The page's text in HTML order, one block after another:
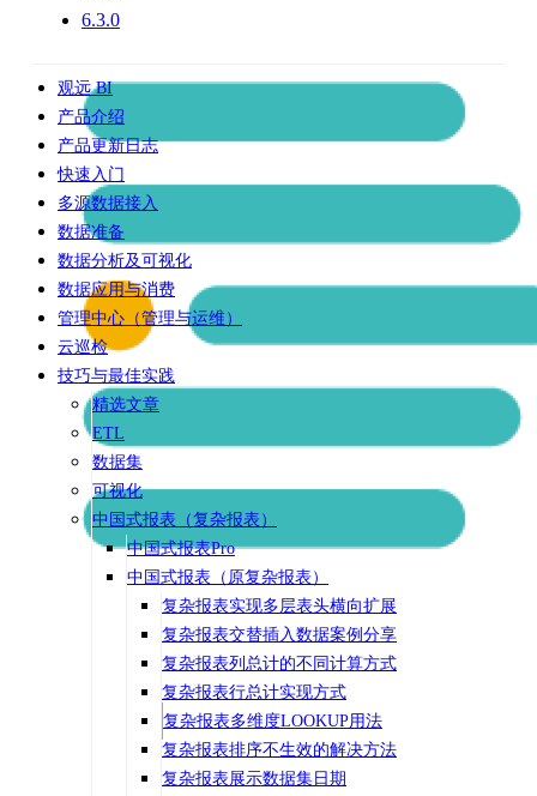
6.3.0
观远 BI
产品介绍
产品更新日志
快速入门
多源数据接入
数据准备
数据分析及可视化
数据应用与消费
管理中心（管理与运维）
云巡检
技巧与最佳实践
精选文章
ETL
数据集
可视化
中国式报表（复杂报表）
中国式报表Pro
中国式报表（原复杂报表）
复杂报表实现多层表头横向扩展
复杂报表交替插入数据案例分享
复杂报表列总计的不同计算方式
复杂报表行总计实现方式
复杂报表多维度LOOKUP用法
复杂报表排序不生效的解决方法
复杂报表展示数据集日期